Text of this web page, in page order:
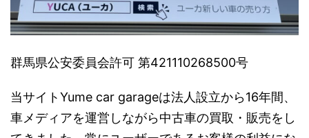
群馬県公安委員会許可 第421110268500号
当サイトYume car garageは法人設立から16年間、
車メディアを運営しながら中古車の買取・販売をし